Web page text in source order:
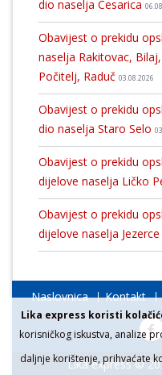
Lika express koristi
korisničkog iskustva, analize
daljnje korištenje, prihvaćate
dio naselja Cesarica
Obavijest o prekidu
naselja Rakitovac,
Počitelj, Raduč 03.08.2026
Obavijest o prekidu
dio naselja Staro Selo
Obavijest o prekidu
dijelove naselja Ličko
Obavijest o prekidu
dijelove naselja Jezerce
Naslovnica Kontakt
Lika express ©